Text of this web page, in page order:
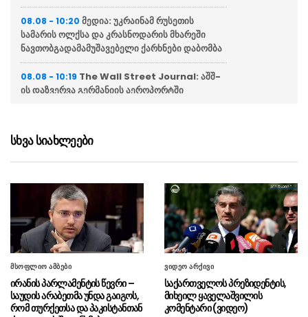
08.08 - 10:20 მედია: უკრაინამ რუსეთის
სამარის ოლქსა და კრასნოდარის მხარეში
ნავთობგადამამუშავებელი ქარხნები დაბომბა
08.08 - 10:19 The Wall Street Journal: აშშ-
ის დაზვერვა გერმანიის აეროპორტში
08.08 - 10:17ფინანსთა სამინისტრო:
სუვერენული რეიტინგი უცვლელად, BB დონეზე
დატოვა
08.08 - 10:132008 წლის აგვისტოს ომის მე-18
წლისთავთან დაკავშირებით, საქართველოს
თავდაცვის სამინისტროში და სამხედრო
ბაზებზე სახელმწიფო დროშები დაეშვა
08.08 - 10:10საპატრიარქო: დღეს
საქართველოს მართლმადიდებელი ეკლესიის
სხვა სიახლეები
მსოფლიო ამბები
ირანის პარლამენტის წევრი –
საუდის არაბეთმა უნდა გაიგოს,
რომ თურქეთსა და პაკისტანთან
ვიდეო არქივი
საქართველოს პრეზიდენტის,
მიხეილ ყაველაშვილის
კომენტარი (ვიდეო)